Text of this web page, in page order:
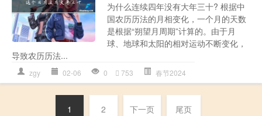
为什么连续四年没有大年三十? 根据中
国农历历法的月相变化，一个月的天数
是根据“朔望月周期”计算的。由于月
球、地球和太阳的相对运动不断变化，
导致农历历法...
zgy 02-06 0 753 春节2024
1 2 下一页 尾页